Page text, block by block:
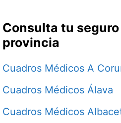
Consulta tu
provincia
Cuadros Médicos A
Cuadros Médicos Álava
Cuadros Médicos